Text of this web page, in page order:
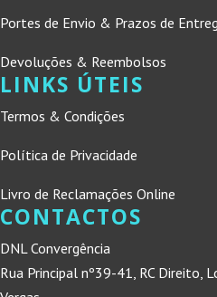
Portes de Envio & Prazos de
Devoluções & Reembolsos
LINKS ÚTEIS
Termos & Condições
Política de Privacidade
Livro de Reclamações Online
CONTACTOS
DNL Convergência
Rua Principal nº39-41, RC Direito,